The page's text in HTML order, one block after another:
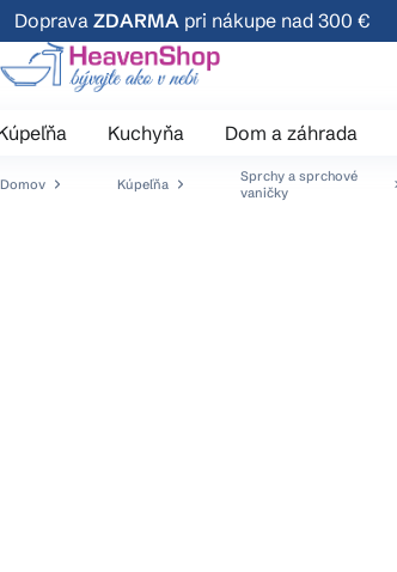
Prejsť
na
obsah
Doprava ZDARMA pri nákupe nad 300 €
Kuchyňa Dom a záhrada
Domov Kúpeľňa
Sprchy a sprchové
vaničky